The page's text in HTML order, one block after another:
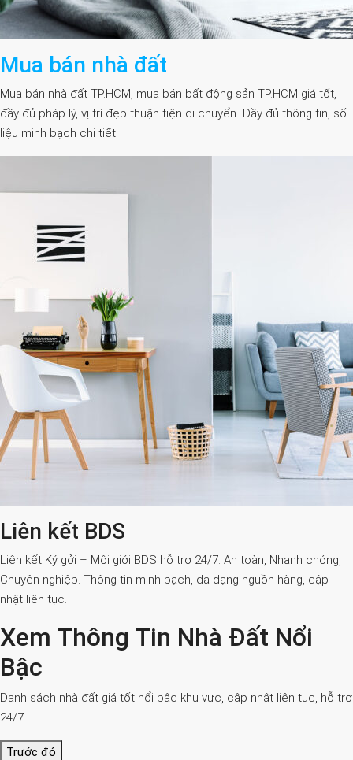
Mua bán nhà đất
Mua bán nhà đất TP.HCM, mua bán bất động sản TP.HCM giá tốt,
đầy đủ pháp lý, vị trí đẹp thuận tiện di chuyển. Đầy đủ thông tin, số
liệu minh bạch chi tiết.
Liên kết BDS
Liên kết Ký gởi – Môi giới BDS hỗ trợ 24/7. An toàn, Nhanh chóng,
Chuyên nghiệp. Thông tin minh bạch, đa dạng nguồn hàng, cập
nhật liên tục.
Xem Thông Tin Nhà Đất Nổi
Bậc
Danh sách nhà đất giá tốt nổi bậc khu vực, cập nhật liên tục, hỗ trợ
24/7
Trước đó